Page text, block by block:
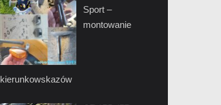
Sport –
montowanie
kierunkowskazów